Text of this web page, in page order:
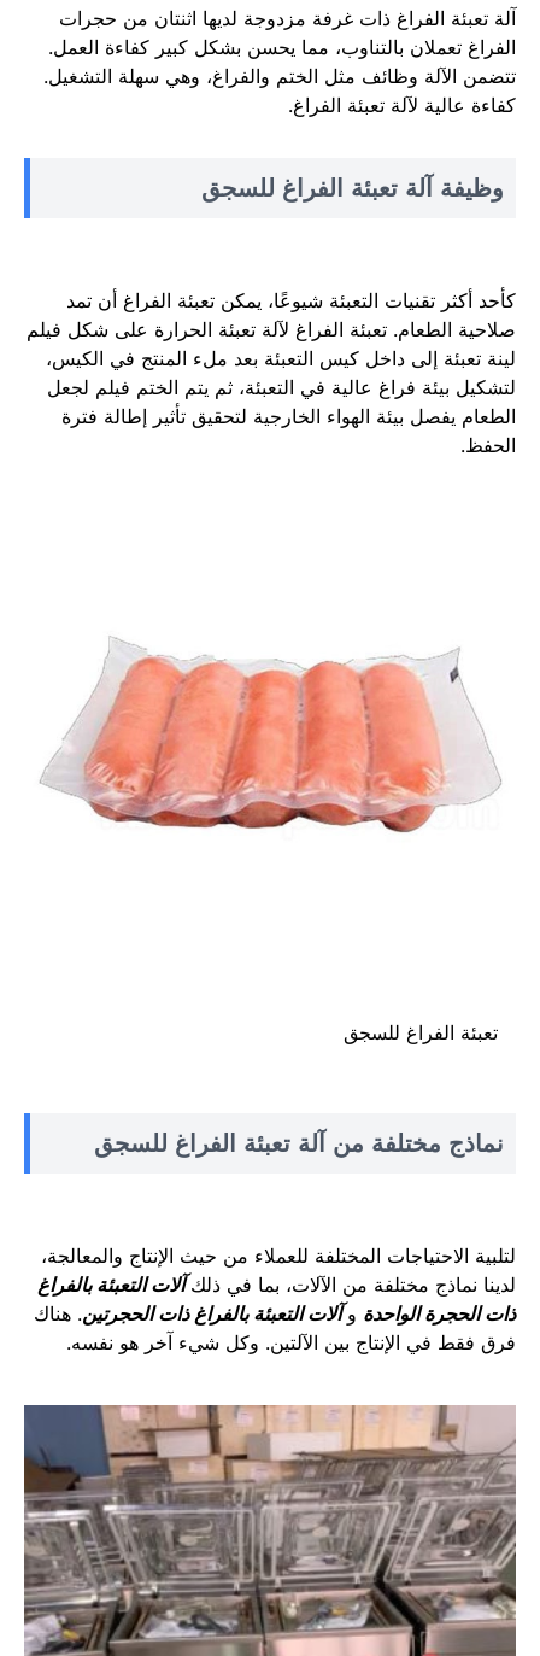
آلة تعبئة الفراغ ذات غرفة مزدوجة لديها اثنتان من حجرات
الفراغ تعملان بالتناوب، مما يحسن بشكل كبير كفاءة العمل.
تتضمن الآلة وظائف مثل الختم والفراغ، وهي سهلة التشغيل.
كفاءة عالية لآلة تعبئة الفراغ.
وظيفة آلة تعبئة الفراغ للسجق
كأحد أكثر تقنيات التعبئة شيوعًا، يمكن تعبئة الفراغ أن تمد
صلاحية الطعام. تعبئة الفراغ لآلة تعبئة الحرارة على شكل فيلم
لينة تعبئة إلى داخل كيس التعبئة بعد ملء المنتج في الكيس،
لتشكيل بيئة فراغ عالية في التعبئة، ثم يتم الختم فيلم لجعل
الطعام يفصل بيئة الهواء الخارجية لتحقيق تأثير إطالة فترة
الحفظ.
تعبئة الفراغ للسجق
نماذج مختلفة من آلة تعبئة الفراغ للسجق
لتلبية الاحتياجات المختلفة للعملاء من حيث الإنتاج والمعالجة،
لدينا نماذج مختلفة من الآلات، بما في ذلكآلات التعبئة بالفراغ
ذات الحجرة الواحدة وآلات التعبئة بالفراغ ذات الحجرتين. هناك
فرق فقط في الإنتاج بين الآلتين. وكل شيء آخر هو نفسه.